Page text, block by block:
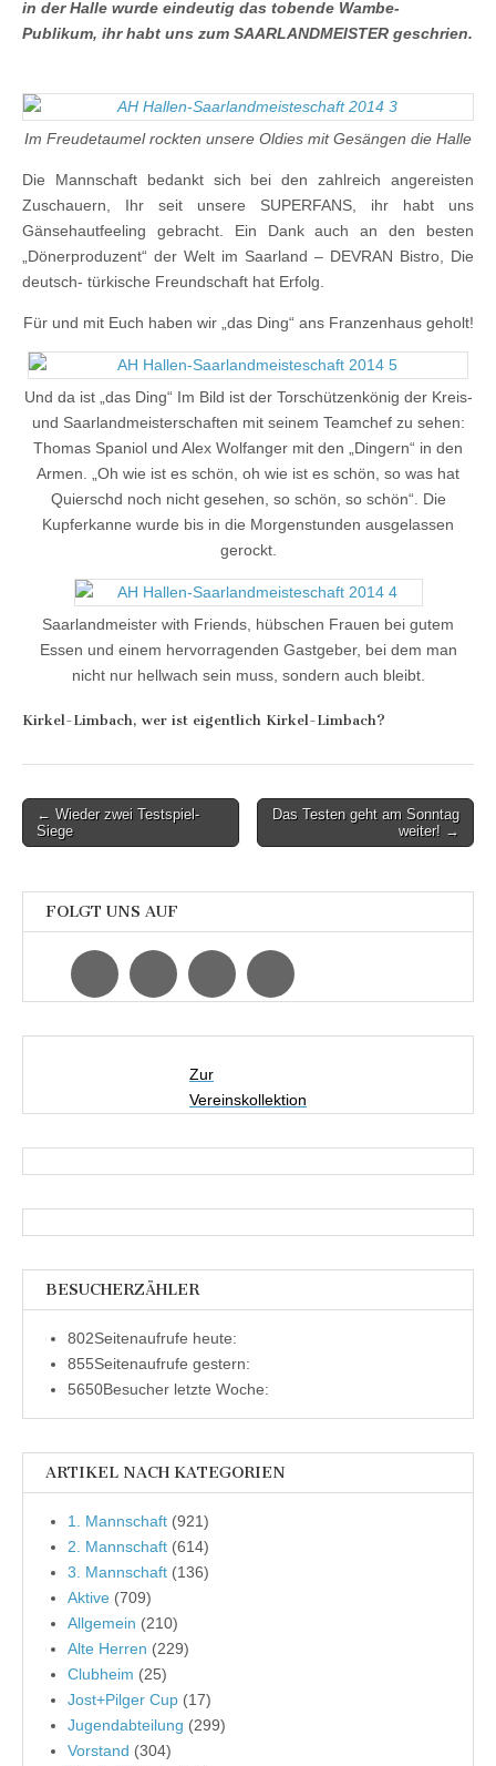
in der Halle wurde eindeutig das tobende Wambe-
Publikum, ihr habt uns zum SAARLANDMEISTER geschrien.
Im Freudetaumel rockten unsere Oldies mit Gesängen die Halle
Die Mannschaft bedankt sich bei den zahlreich angereisten
Zuschauern, Ihr seit unsere SUPERFANS, ihr habt uns
Gänsehautfeeling gebracht. Ein Dank auch an den besten
„Dönerproduzent“ der Welt im Saarland – DEVRAN Bistro, Die
deutsch- türkische Freundschaft hat Erfolg.
Für und mit Euch haben wir „das Ding“ ans Franzenhaus geholt!
Und da ist „das Ding“ Im Bild ist der Torschützenkönig der Kreis-
und Saarlandmeisterschaften mit seinem Teamchef zu sehen:
Thomas Spaniol und Alex Wolfanger mit den „Dingern“ in den
Armen. „Oh wie ist es schön, oh wie ist es schön, so was hat
Quierschd noch nicht gesehen, so schön, so schön“. Die
Kupferkanne wurde bis in die Morgenstunden ausgelassen
gerockt.
Saarlandmeister with Friends, hübschen Frauen bei gutem
Essen und einem hervorragenden Gastgeber, bei dem man
nicht nur hellwach sein muss, sondern auch bleibt.
Kirkel-Limbach, wer ist eigentlich Kirkel-Limbach?
Post
navigation
← Wieder zwei Testspiel-
Siege
Das Testen geht am Sonntag
weiter! →
FOLGT UNS AUF
Zur
Vereinskollektion
BESUCHERZÄHLER
802Seitenaufrufe heute:
855Seitenaufrufe gestern:
5650Besucher letzte Woche:
ARTIKEL NACH KATEGORIEN
1. Mannschaft (921)
2. Mannschaft (614)
3. Mannschaft (136)
Aktive (709)
Allgemein (210)
Alte Herren (229)
Clubheim (25)
Jost+Pilger Cup (17)
Jugendabteilung (299)
Vorstand (304)